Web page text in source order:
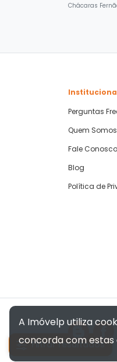
Chácaras
Filtrar resultados
Perguntas
Quem Somos
Fale Conosco
Blog
Política de
A Imóvelp utiliza
concorda com estas